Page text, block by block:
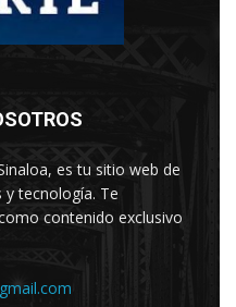
es tu sitio web de
tecnología. Te
contenido exclusivo